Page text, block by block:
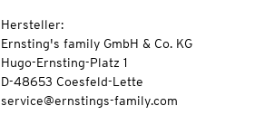
Hersteller:
Ernsting's family GmbH & Co. KG
Hugo-Ernsting-Platz 1
D-48653 Coesfeld-Lette
service@ernstings-family.com